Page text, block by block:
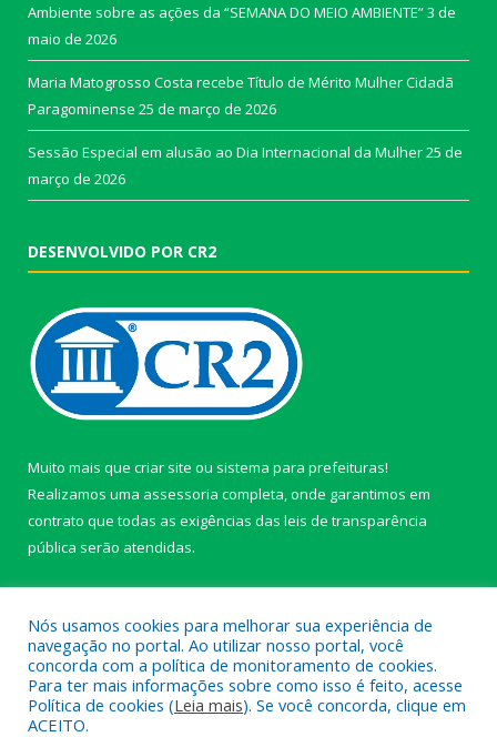
Ambiente sobre as ações da “SEMANA DO MEIO AMBIENTE”3 de
maio de 2026
Maria Matogrosso Costa recebe Título de Mérito Mulher Cidadã
Paragominense 25 de março de 2026
Sessão Especial em alusão ao Dia Internacional da Mulher25 de
março de 2026
DESENVOLVIDO POR CR2
Muito mais que criar site ou sistema para prefeituras!
Realizamos uma assessoria completa, onde garantimos em
contrato que todas as exigências das leis de transparência
pública serão atendidas.
Todos os direitos reservados a câmara de Paragominas.
Nós usamos cookies para melhorar sua experiência de
navegação no portal. Ao utilizar nosso portal, você
concorda com a política de monitoramento de cookies.
Para ter mais informações sobre como isso é feito, acesse
Política de cookies (Leia mais). Se você concorda, clique em
ACEITO.